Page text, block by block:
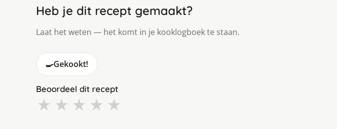
Heb je dit recept gemaakt?
Laat het weten — het komt in je kooklogboek te staan.
🍳Gekookt!
Beoordeel dit recept
★ ★ ★ ★ ★